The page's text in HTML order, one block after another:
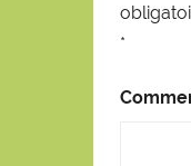
*